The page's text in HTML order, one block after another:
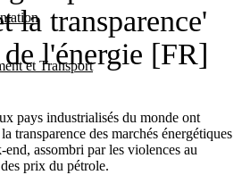
et Transport
la transparence'
de l'énergie [FR]
pays industrialisés du monde ont
transparence des marchés énergétiques
assombri par les violences au
prix du pétrole.